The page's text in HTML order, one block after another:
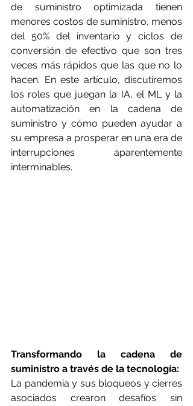
de suministro optimizada tienen
menores costos de suministro, menos
del 50% del inventario y ciclos de
conversión de efectivo que son tres
veces más rápidos que las que no lo
hacen. En este artículo, discutiremos
los roles que juegan la IA, el ML y la
automatización en la cadena de
suministro y cómo pueden ayudar a
su empresa a prosperar en una era de
interrupciones aparentemente
interminables.
Transformando la cadena de
suministro a través de la tecnología:
La pandemia y sus bloqueos y cierres
asociados crearon desafíos sin